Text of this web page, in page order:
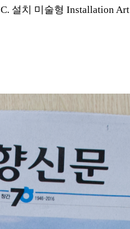
C. 설치 미술형 Installation Art